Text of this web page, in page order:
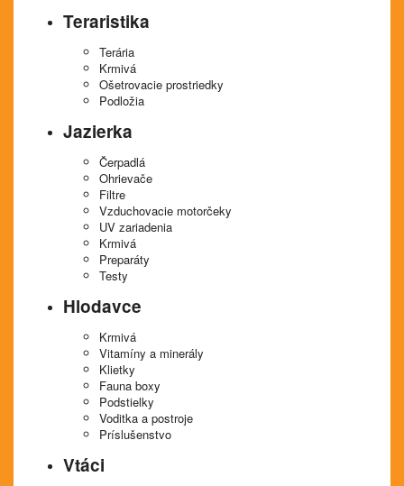
Teraristika
Terária
Krmivá
Ošetrovacie prostriedky
Podložia
Jazierka
Čerpadlá
Ohrievače
Filtre
Vzduchovacie motorčeky
UV zariadenia
Krmivá
Preparáty
Testy
Hlodavce
Krmivá
Vitamíny a minerály
Klietky
Fauna boxy
Podstielky
Voditka a postroje
Príslušenstvo
Vtáci